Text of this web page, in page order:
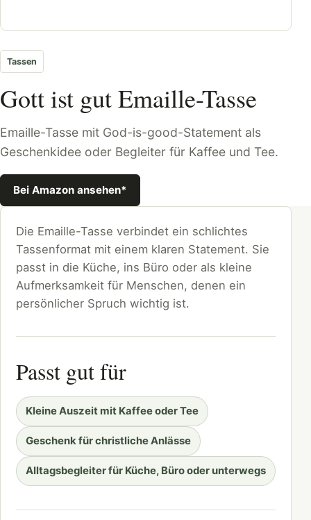
Tassen
Gott ist gut Emaille-Tasse
Emaille-Tasse mit God-is-good-Statement als
Geschenkidee oder Begleiter für Kaffee und Tee.
Bei Amazon ansehen*
Die Emaille-Tasse verbindet ein schlichtes
Tassenformat mit einem klaren Statement. Sie
passt in die Küche, ins Büro oder als kleine
Aufmerksamkeit für Menschen, denen ein
persönlicher Spruch wichtig ist.
Passt gut für
Kleine Auszeit mit Kaffee oder Tee
Geschenk für christliche Anlässe
Alltagsbegleiter für Küche, Büro oder unterwegs